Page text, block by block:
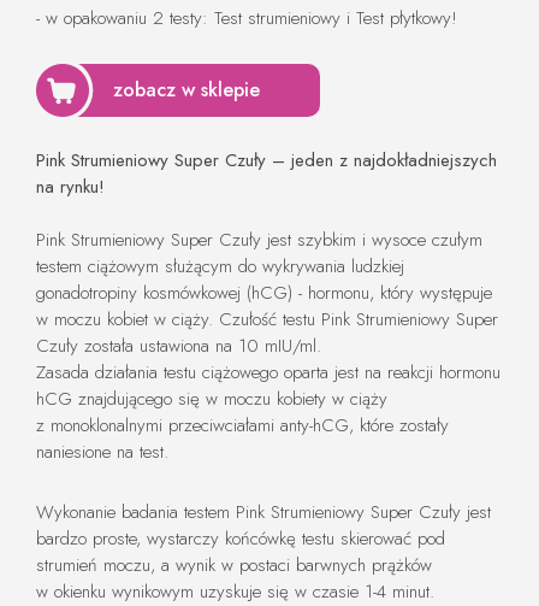
- w opakowaniu 2 testy: Test strumieniowy i Test płytkowy!
zobacz w sklepie
Pink Strumieniowy Super Czuły – jeden z najdokładniejszych
na rynku!
Pink Strumieniowy Super Czuły jest szybkim i wysoce czułym
testem ciążowym służącym do wykrywania ludzkiej
gonadotropiny kosmówkowej (hCG) - hormonu, który występuje
w moczu kobiet w ciąży. Czułość testu Pink Strumieniowy Super
Czuły została ustawiona na 10 mIU/ml.
Zasada działania testu ciążowego oparta jest na reakcji hormonu
hCG znajdującego się w moczu kobiety w ciąży
z monoklonalnymi przeciwciałami anty-hCG, które zostały
naniesione na test.
Wykonanie badania testem Pink Strumieniowy Super Czuły jest
bardzo proste, wystarczy końcówkę testu skierować pod
strumień moczu, a wynik w postaci barwnych prążków
w okienku wynikowym uzyskuje się w czasie 1-4 minut.